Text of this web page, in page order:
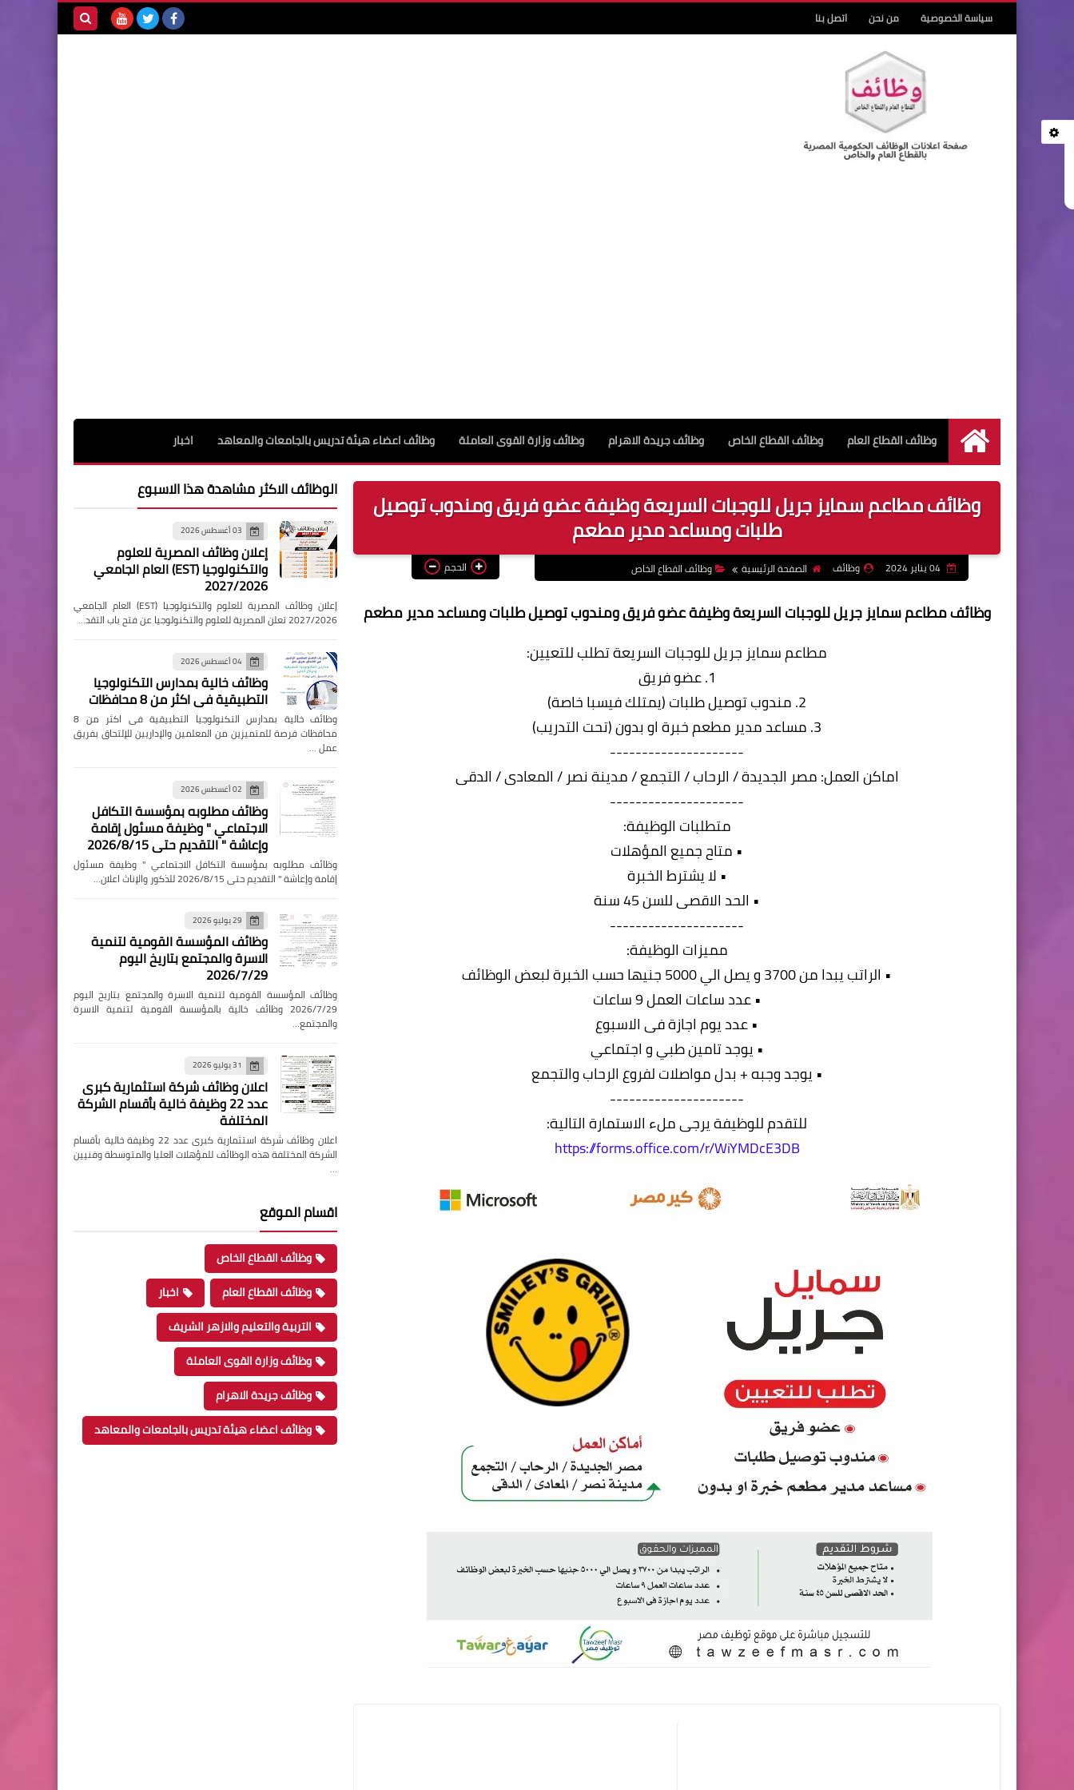
سياسة الخصوصية من نحن اتصل بنا
الرئيسية
وظائف القطاع العام وظائف القطاع الخاص وظائف جريدة الاهرام وظائف وزارة القوى العاملة وظائف اعضاء هيئة تدريس بالجامعات والمعاهد اخبار
وظائف مطاعم سمايز جريل للوجبات السريعة وظيفة عضو فريق ومندوب توصيل
طلبات ومساعد مدير مطعم
04 يناير 2024 وظائف الصفحة الرئيسية وظائف القطاع الخاص الحجم
وظائف مطاعم سمايز جريل للوجبات السريعة وظيفة عضو فريق ومندوب توصيل طلبات ومساعد مدير مطعم
مطاعم سمايز جريل للوجبات السريعة تطلب للتعيين:
1. عضو فريق
2. مندوب توصيل طلبات (يمتلك فيسبا خاصة)
3. مساعد مدير مطعم خبرة او بدون (تحت التدريب)
---------------------
اماكن العمل: مصر الجديدة / الرحاب / التجمع / مدينة نصر / المعادى / الدقى
---------------------
متطلبات الوظيفة:
• متاح جميع المؤهلات
• لا يشترط الخبرة
• الحد الاقصى للسن 45 سنة
---------------------
مميزات الوظيفة:
• الراتب يبدا من 3700 و يصل الي 5000 جنيها حسب الخبرة لبعض الوظائف
• عدد ساعات العمل 9 ساعات
• عدد يوم اجازة فى الاسبوع
• يوجد تامين طبي و اجتماعي
• يوجد وجبه + بدل مواصلات لفروع الرحاب والتجمع
---------------------
للتقدم للوظيفة يرجى ملء الاستمارة التالية:
https://forms.office.com/r/WiYMDcE3DB
الوظائف الاكثر مشاهدة هذا الاسبوع
03 أغسطس 2026
إعلان وظائف المصرية للعلوم
والتكنولوجيا (EST) العام الجامعي
2027/2026
إعلان وظائف المصرية للعلوم والتكنولوجيا (EST) العام الجامعي
2027/2026 تعلن المصرية للعلوم والتكنولوجيا عن فتح باب التقد…
04 أغسطس 2026
وظائف خالية بمدارس التكنولوجيا
التطبيقية فى اكثر من 8 محافظات
وظائف خالية بمدارس التكنولوجيا التطبيقية فى اكثر من 8
محافظات فرصة للمتميزين من المعلمين والإداريين للإلتحاق بفريق
عمل …
02 أغسطس 2026
وظائف مطلوبه بمؤسسة التكافل
الاجتماعي " وظيفة مسئول إقامة
وإعاشة " التقديم حتى 2026/8/15
وظائف مطلوبه بمؤسسة التكافل الاجتماعي " وظيفة مسئول
إقامة وإعاشة " التقديم حتى 2026/8/15 للذكور والإناث اعلان…
29 يوليو 2026
وظائف المؤسسة القومية لتنمية
الاسرة والمجتمع بتاريخ اليوم
2026/7/29
وظائف المؤسسة القومية لتنمية الاسرة والمجتمع بتاريخ اليوم
2026/7/29 وظائف خالية بالمؤسسة القومية لتنمية الاسرة
والمجتمع…
31 يوليو 2026
اعلان وظائف شركة استثمارية كبرى
عدد 22 وظيفة خالية بأقسام الشركة
المختلفة
اعلان وظائف شركة استثمارية كبرى عدد 22 وظيفة خالية بأقسام
الشركة المختلفة هذه الوظائف للمؤهلات العليا والمتوسطة وفنيين
…
اقسام الموقع
وظائف القطاع الخاص
وظائف القطاع العام
اخبار
التربية والتعليم والازهر الشريف
وظائف وزارة القوى العاملة
وظائف جريدة الاهرام
وظائف اعضاء هيئة تدريس بالجامعات والمعاهد